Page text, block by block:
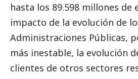
hasta los 89.598 millones de
impacto de la evolución de
Administraciones Públicas,
más inestable, la evolución
clientes de otros sectores